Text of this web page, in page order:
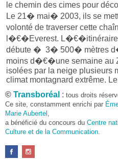
le chemin des cimes pour
Le 21� mai� 2003, ils se
volonté de traverser cette
l�€�Everest. L�€�itinéraire
débute � 3� 500� mètres
moins d�€�une semaine au
isolées par la neige plusieurs
climat montagnard extrême.
et la forte tradition
agréable entrée en matière.
neige fond et les torrents
connaissent l�€�effort mais
� des cols difficiles, défendus
5� 350� mètres, Carole
© Transboréal : tous droits
Ce site, constamment enrichi par
Marie Aubertel ,
a bénéficié du concours du Centre
Culture et de la Communication.